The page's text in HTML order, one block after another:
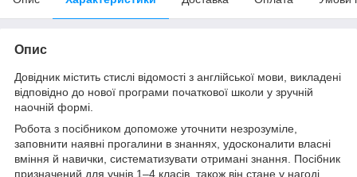
Опис
Довідник містить стислі відомості з англійської мови, викладені
відповідно до нової програми початкової школи у зручній
наочній формі.
Робота з посібником допоможе уточнити незрозуміле,
заповнити наявні прогалини в знаннях, удосконалити власні
вміння й навички, систематизувати отримані знання. Посібник
призначений для учнів 1–4 класів, також він стане у нагоді